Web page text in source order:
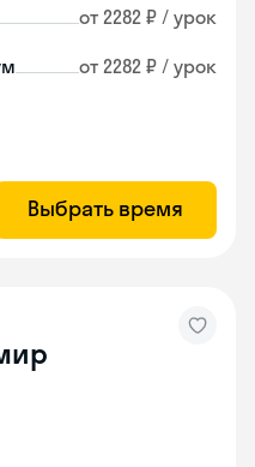
от 2282 ₽ / урок
от 2282 ₽ / урок
Выбрать время